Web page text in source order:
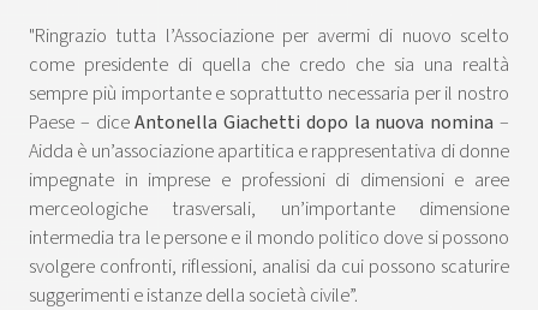
"Ringrazio tutta l’Associazione per avermi di nuovo scelto
come presidente di quella che credo che sia una realtà
sempre più importante e soprattutto necessaria per il nostro
Paese – diceAntonella Giachetti dopo la nuova nomina –
Aidda è un’associazione apartitica e rappresentativa di donne
impegnate in imprese e professioni di dimensioni e aree
merceologiche trasversali, un’importante dimensione
intermedia tra le persone e il mondo politico dove si possono
svolgere confronti, riflessioni, analisi da cui possono scaturire
suggerimenti e istanze della società civile”.